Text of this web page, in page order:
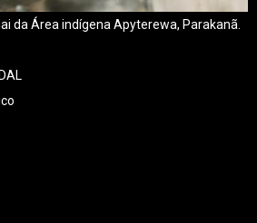
da Área indígena Apyterewa, Parakanã.